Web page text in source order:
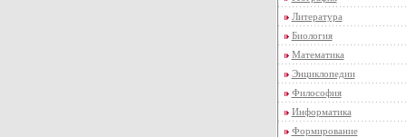
Литература
Биология
Математика
Энциклопедии
Философия
Информатика
Формирование